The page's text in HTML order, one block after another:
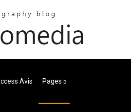
Avis Pages